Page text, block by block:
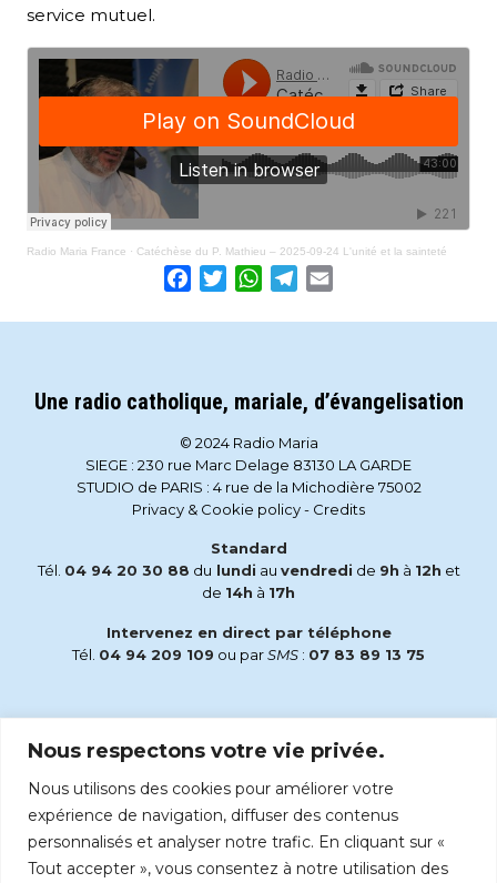
Nous respectons votre vie privée.
Nous utilisons des cookies pour améliorer votre
expérience de navigation, diffuser des contenus
personnalisés et analyser notre trafic. En cliquant sur «
Tout accepter », vous consentez à notre utilisation des
service mutuel.
Radio Maria France · Catéchèse du P. Mathieu – 2025-09-24 L'unité et la sainteté
Facebook
TwitterWhatsApp
Telegram
Une radio catholique, mariale, d’évangelisation
© 2024 Radio Maria
SIEGE : 230 rue Marc Delage 83130 LA GARDE
STUDIO de PARIS : 4 rue de la Michodière 75002
Privacy & Cookie policy- Credits
Standard
Tél. 04 94 20 30 88 du lundi au vendredi de 9h à 12h et
de 14h à 17h
Intervenez en direct par téléphone
Tél. 04 94 209 109 ou parSMS : 07 83 89 13 75
accueil@radiomaria.fr
Écoutez Radio Maria sur :